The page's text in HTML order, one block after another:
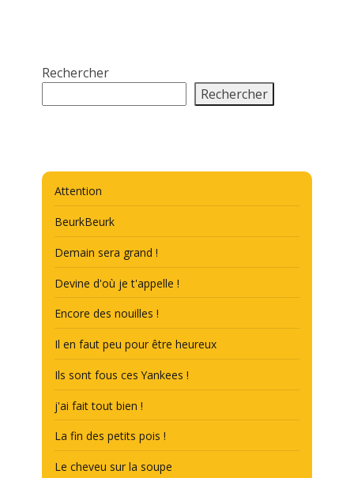
Rechercher
Rechercher
Attention
BeurkBeurk
Demain sera grand !
Devine d'où je t'appelle !
Encore des nouilles !
Il en faut peu pour être heureux
Ils sont fous ces Yankees !
j'ai fait tout bien !
La fin des petits pois !
Le cheveu sur la soupe